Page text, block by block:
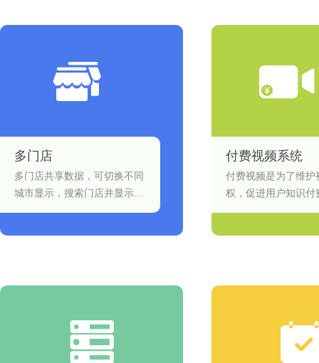
多门店
多门店共享数据，可切换不同
城市显示，搜索门店并显示门
店详情。
付费视频系统
付费视频是为了维护
权，促进用户知识付
手段。